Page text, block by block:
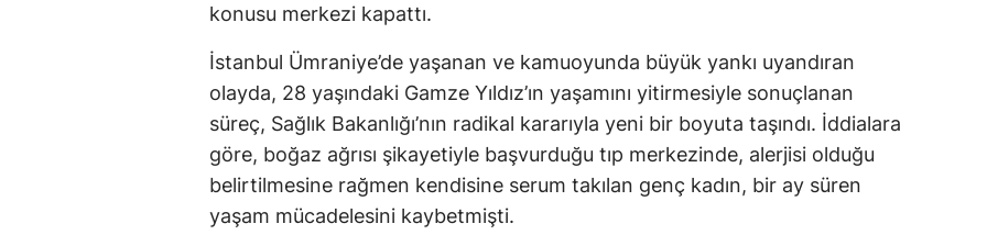
konusu merkezi kapattı.
İstanbul Ümraniye’de yaşanan ve kamuoyunda büyük yankı uyandıran
olayda, 28 yaşındaki Gamze Yıldız’ın yaşamını yitirmesiyle sonuçlanan
süreç, Sağlık Bakanlığı’nın radikal kararıyla yeni bir boyuta taşındı. İddialara
göre, boğaz ağrısı şikayetiyle başvurduğu tıp merkezinde, alerjisi olduğu
belirtilmesine rağmen kendisine serum takılan genç kadın, bir ay süren
yaşam mücadelesini kaybetmişti.